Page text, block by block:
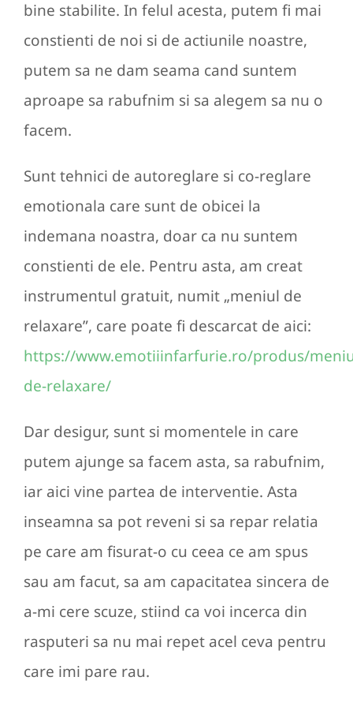
bine stabilite. In felul acesta, putem fi mai
constienti de noi si de actiunile noastre,
putem sa ne dam seama cand suntem
aproape sa rabufnim si sa alegem sa nu o
facem.
Sunt tehnici de autoreglare si co-reglare
emotionala care sunt de obicei la
indemana noastra, doar ca nu suntem
constienti de ele. Pentru asta, am creat
instrumentul gratuit, numit „meniul de
relaxare”, care poate fi descarcat de aici:
https://www.emotiiinfarfurie.ro/produs/
de-relaxare/
Dar desigur, sunt si momentele in care
putem ajunge sa facem asta, sa rabufnim,
iar aici vine partea de interventie. Asta
inseamna sa pot reveni si sa repar relatia
pe care am fisurat-o cu ceea ce am spus
sau am facut, sa am capacitatea sincera de
a-mi cere scuze, stiind ca voi incerca din
rasputeri sa nu mai repet acel ceva pentru
care imi pare rau.